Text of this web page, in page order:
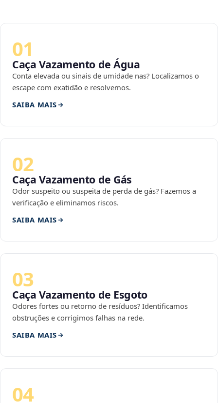
01
Caça Vazamento de Água
Conta elevada ou sinais de umidade nas? Localizamos o
escape com exatidão e resolvemos.
SAIBA MAIS
02
Caça Vazamento de Gás
Odor suspeito ou suspeita de perda de gás? Fazemos a
verificação e eliminamos riscos.
SAIBA MAIS
03
Caça Vazamento de Esgoto
Odores fortes ou retorno de resíduos? Identificamos
obstruções e corrigimos falhas na rede.
SAIBA MAIS
04